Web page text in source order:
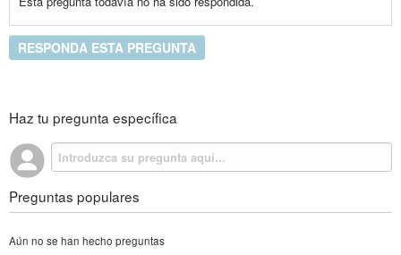
RESPONDA ESTA PREGUNTA
Haz tu pregunta específica
Preguntas populares
Aún no se han hecho preguntas